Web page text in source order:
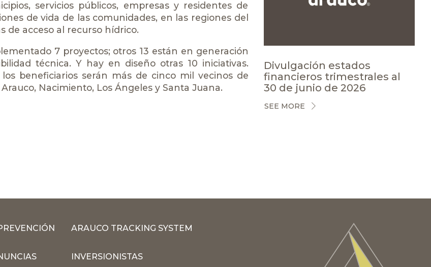
servicios públicos, empresas y residentes de
de vida de las comunidades, en las regiones del
de acceso al recurso hídrico.
7 proyectos; otros 13 están en generación
técnica. Y hay en diseño otras 10 iniciativas.
beneficiarios serán más de cinco mil vecinos de
Nacimiento, Los Ángeles y Santa Juana.
Divulgación estados
financieros trimestrales al
30 de junio de 2026
SEE MORE
ARAUCO TRACKING SYSTEM
INVERSIONISTAS